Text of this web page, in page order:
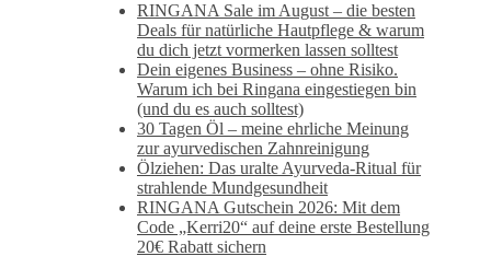
RINGANA Sale im August – die besten
Deals für natürliche Hautpflege & warum
du dich jetzt vormerken lassen solltest
Dein eigenes Business – ohne Risiko.
Warum ich bei Ringana eingestiegen bin
(und du es auch solltest)
30 Tagen Öl – meine ehrliche Meinung
zur ayurvedischen Zahnreinigung
Ölziehen: Das uralte Ayurveda-Ritual für
strahlende Mundgesundheit
RINGANA Gutschein 2026: Mit dem
Code „Kerri20“ auf deine erste Bestellung
20€ Rabatt sichern